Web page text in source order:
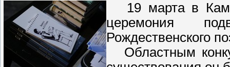
19 марта в
церемония
Рождественского
Областным